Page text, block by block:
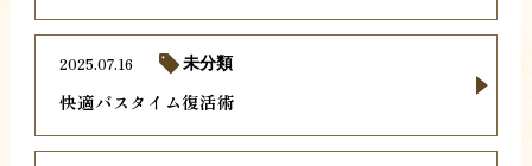
快適バスタイム復活術
2025.07.16 未分類